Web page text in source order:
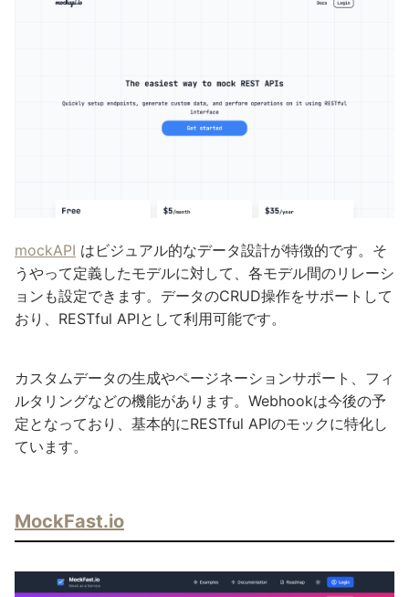
mockAPI はビジュアル的なデータ設計が特徴的です。そ
うやって定義したモデルに対して、各モデル間のリレーシ
ョンも設定できます。データのCRUD操作をサポートして
おり、RESTful APIとして利用可能です。
カスタムデータの生成やページネーションサポート、フィ
ルタリングなどの機能があります。Webhookは今後の予
定となっており、基本的にRESTful APIのモックに特化し
ています。
MockFast.io